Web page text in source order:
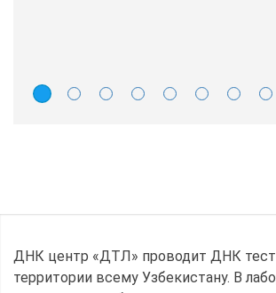
ДНК центр «ДТЛ» проводит ДНК
территории всему Узбекистану. В